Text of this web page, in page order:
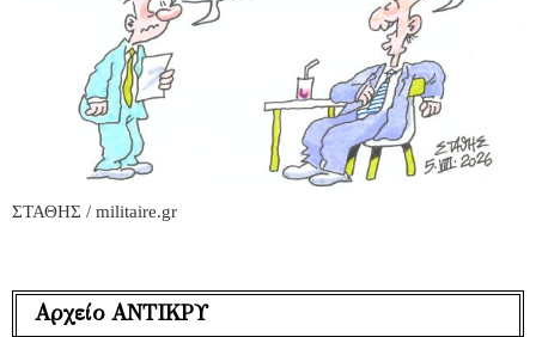
ΣΤΑΘΗΣ / militaire.gr
Αρχείο ΑΝΤΙΚΡΥ